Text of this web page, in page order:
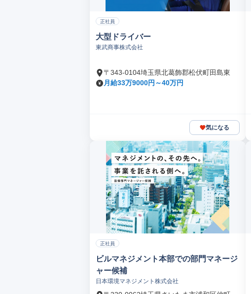
正社員
大型ドライバー
東武商事株式会社
〒343-0104埼玉県北葛飾郡松伏町田島東
月給33万9000円～40万円
気になる
正社員
ビルマネジメント本部での部門マネージ
ャー候補
日本環境マネジメント株式会社